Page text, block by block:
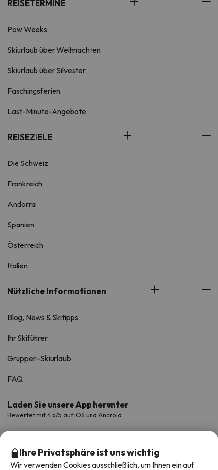
REISETERMINE
Pow Weeks
Skiurlaub über Weihnachten
Skiurlaub über Silvester
Faschingsferien
Last-Minute-Angebote
REISEZIELE
Die Schweiz
Frankreich
Andorra
Spanien
Österreich
Italien
Nützliche Informationen
Blog, News & Skitipps
Ihr Skiführer
Gruppen-Skiurlaub
FAQ
Laden Sie unsere App herunter
Bewertet mit 4.6/5 auf iOS und Android.
Ihre Privatsphäre ist uns wichtig
Wir verwenden Cookies ausschließlich, um Ihnen ein auf